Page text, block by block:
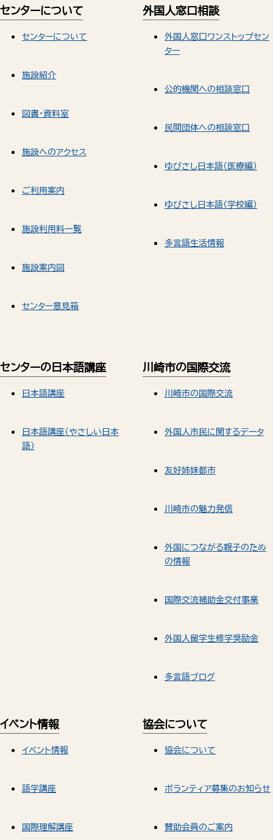
センターについて
センターについて
施設紹介
図書・資料室
施設へのアクセス
ご利用案内
施設利用料一覧
施設案内図
センター意見箱
外国人窓口相談
外国人窓口ワンストップセン
ター
公的機関への相談窓口
民間団体への相談窓口
ゆびさし日本語（医療編）
ゆびさし日本語（学校編）
多言語生活情報
センターの日本語講座
日本語講座
日本語講座（やさしい日本
語）
川崎市の国際交流
川崎市の国際交流
外国人市民に関するデータ
友好姉妹都市
川崎市の魅力発信
外国につながる親子のため
の情報
国際交流補助金交付事業
外国人留学生修学奨励金
多言語ブログ
イベント情報
イベント情報
語学講座
国際理解講座
協会について
協会について
ボランティア募集のお知らせ
賛助会員のご案内